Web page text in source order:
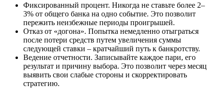
Фиксированный процент. Никогда не ставьте более 2–
3% от общего банка на одно событие. Это позволит
пережить неизбежные периоды проигрышей.
Отказ от «догона». Попытка немедленно отыграться
после потери средств путем увеличения суммы
следующей ставки – кратчайший путь к банкротству.
Ведение отчетности. Записывайте каждое пари, его
результат и причину выбора. Это позволит через месяц
выявить свои слабые стороны и скорректировать
стратегию.